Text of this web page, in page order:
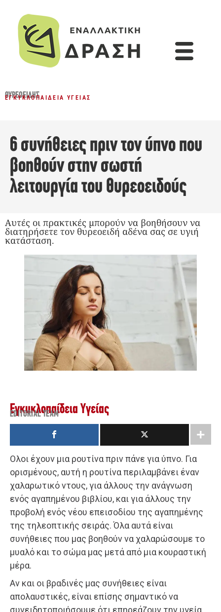
ΘΥΡΕΟΕΙΔΉΣ
ΕΓΚΥΚΛΟΠΑΊΔΕΙΑ ΥΓΕΊΑΣ
6 συνήθειες πριν τον ύπνο που
βοηθούν στην σωστή
λειτουργία του θυρεοειδούς
Αυτές οι πρακτικές μπορούν να βοηθήσουν να
διατηρήσετε τον θυρεοειδή αδένα σας σε υγιή
κατάσταση.
Εγκυκλοπαίδεια Υγείας
EDITORIAL TEAM
Ολοι έχουν μια ρουτίνα πριν πάνε για ύπνο. Για
ορισμένους, αυτή η ρουτίνα περιλαμβάνει έναν
χαλαρωτικό ντους, για άλλους την ανάγνωση
ενός αγαπημένου βιβλίου, και για άλλους την
προβολή ενός νέου επεισοδίου της αγαπημένης
της τηλεοπτικής σειράς. Όλα αυτά είναι
συνήθειες που μας βοηθούν να χαλαρώσουμε το
μυαλό και το σώμα μας μετά από μια κουραστική
μέρα.
Αν και οι βραδινές μας συνήθειες είναι
απολαυστικές, είναι επίσης σημαντικό να
συνειδητοποιήσουμε ότι επηρεάζουν την υγεία